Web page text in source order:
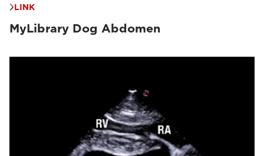
LINK
MyLibrary Dog Abdomen